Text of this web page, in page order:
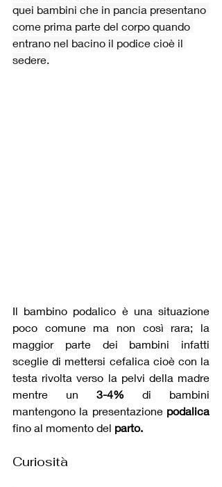
quei bambini che in pancia presentano
come prima parte del corpo quando
entrano nel bacino il podice cioè il
sedere.
Il bambino podalico è una situazione
poco comune ma non così rara; la
maggior parte dei bambini infatti
sceglie di mettersi cefalica cioè con la
testa rivolta verso la pelvi della madre
mentre un 3-4% di bambini
mantengono la presentazione
fino al momento del parto.
Curiosità